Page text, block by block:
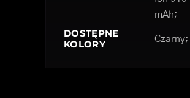
mAh;
DOSTĘPNE
KOLORY
Czarny;